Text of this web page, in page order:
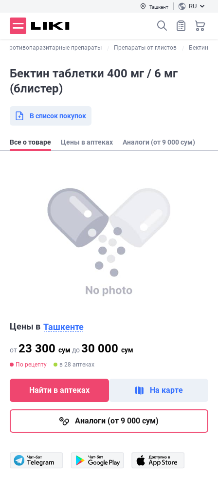
Ташкент RU
Противопаразитарные препараты Препараты от глистов Бектин
Бектин таблетки 400 мг / 6 мг
(блистер)
В список покупок
Все о товаре Цены в аптеках Аналоги (от 9 000 сум)
Цены в Ташкенте
от 23 300 сум до30 000 сум
По рецепту в 28 аптеках
Найти в аптеках На карте
Аналоги (от 9 000 сум)